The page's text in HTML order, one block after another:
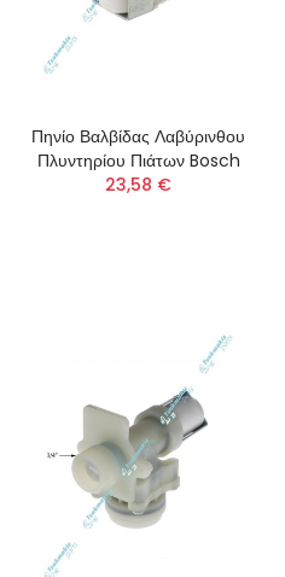
Πηνίο Βαλβίδας Λαβύρινθου
Πλυντηρίου Πιάτων Bosch
23,58 €